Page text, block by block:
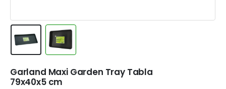
Garland Maxi Garden Tray Tabla
79x40x5 cm